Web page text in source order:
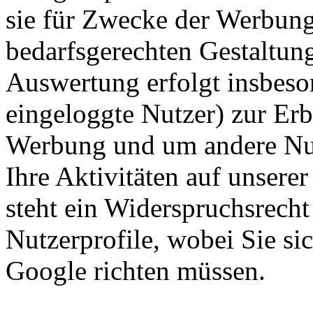
sie für Zwecke der
bedarfsgerechten
Auswertung erfolgt
eingeloggte Nutzer) zur
Werbung und um andere
Ihre Aktivitäten auf
steht ein
Nutzerprofile, wobei Sie
Google richten müssen.